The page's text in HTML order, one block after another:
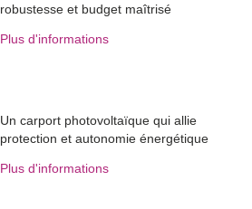
robustesse et budget maîtrisé
Plus d'informations
Un carport photovoltaïque qui allie
protection et autonomie énergétique
Plus d'informations